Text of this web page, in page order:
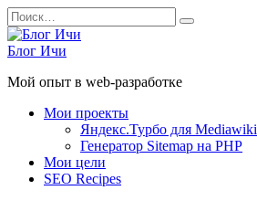
Перейти
к
содержанию
Search
for:
Блог Ичи
Мой опыт в web-разработке
Мои проекты
Яндекс.Турбо для Mediawiki
Генератор Sitemap на PHP
Мои цели
SEO Recipes